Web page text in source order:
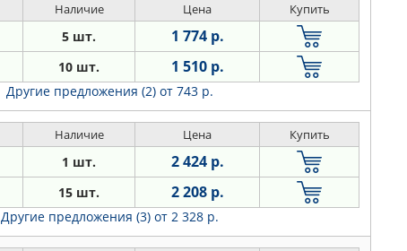
Наличие Цена Купить
5 шт. 1 774 р.
10 шт. 1 510 р.
Другие предложения (2) от 743 р.
Наличие Цена Купить
1 шт. 2 424 р.
15 шт. 2 208 р.
Другие предложения (3) от 2 328 р.